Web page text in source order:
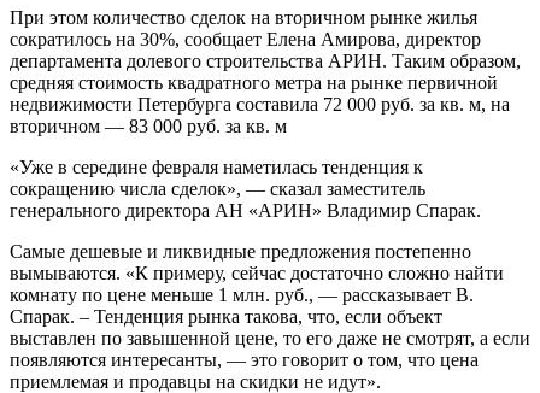
При этом количество сделок на вторичном рынке жилья
сократилось на 30%, сообщает Елена Амирова, директор
департамента долевого строительства АРИН. Таким образом,
средняя стоимость квадратного метра на рынке первичной
недвижимости Петербурга составила 72 000 руб. за кв. м, на
вторичном — 83 000 руб. за кв. м
«Уже в середине февраля наметилась тенденция к
сокращению числа сделок», — сказал заместитель
генерального директора АН «АРИН» Владимир Спарак.
Самые дешевые и ликвидные предложения постепенно
вымываются. «К примеру, сейчас достаточно сложно найти
комнату по цене меньше 1 млн. руб., — рассказывает В.
Спарак. – Тенденция рынка такова, что, если объект
выставлен по завышенной цене, то его даже не смотрят, а если
появляются интересанты, — это говорит о том, что цена
приемлемая и продавцы на скидки не идут».